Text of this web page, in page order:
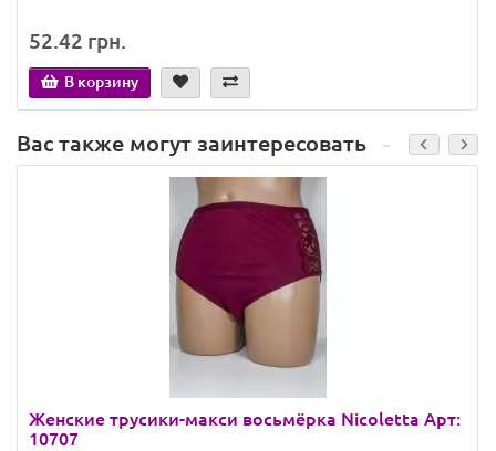
52.42 грн.
В корзину
Вас также могут заинтересовать
Женские трусики-макси восьмёрка Nicoletta Арт:
10707